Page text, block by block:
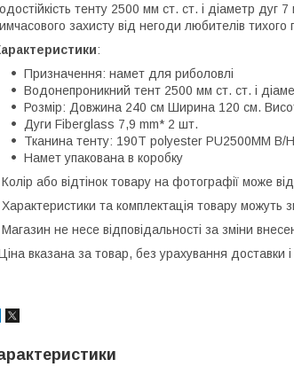
тенту 2500 мм ст. ст. і діаметр
захисту від негоди любителів
:
Призначення: намет для риболовлі
Водонепроникний тент 2500 мм ст. ст. і
Розмір: Довжина 240 см Ширина 120 см.
Дуги Fiberglass 7,9 mm* 2 шт.
Тканина тенту: 190T polyester PU2500MM B/H
Намет упакована в коробку
або відтінок товару на фотографії може
та комплектація товару можуть
не несе відповідальності за зміни
вказана за товар, без урахування доставки і